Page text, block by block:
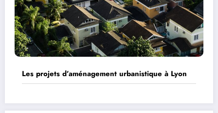
Les projets d’aménagement urbanistique à Lyon